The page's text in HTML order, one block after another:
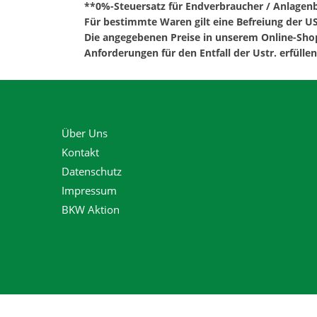
**0%-Steuersatz für Endverbraucher /
Für bestimmte Waren gilt eine Befreiung der
Die angegebenen Preise in unserem Online-
Anforderungen für den Entfall der Ustr.
Über Uns
Kontakt
Datenschutz
Impressum
BKW Aktion